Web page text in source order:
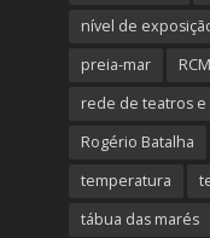
nível de
preia-mar
RCM
rede de teatros
Rogério Batalha
temperatura
tábua das marés